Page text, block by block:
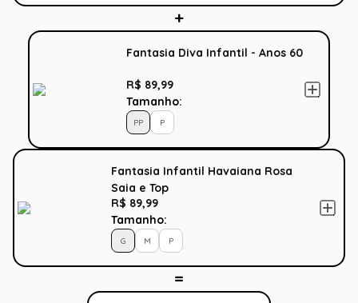
Fantasia Diva Infantil - Anos 60
R$ 89,99
Tamanho:
PP P
Fantasia Infantil Havaiana Rosa
Saia e Top
R$ 89,99
Tamanho:
G M P